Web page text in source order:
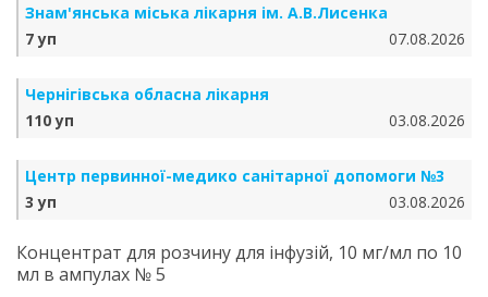
Знам'янська міська лікарня ім. А.В.Лисенка
7 уп
07.08.2026
Чернігівська обласна лікарня
110 уп
03.08.2026
Центр первинної-медико санітарної допомоги №3
3 уп
03.08.2026
Концентрат для розчину для інфузій, 10 мг/мл по 10
мл в ампулах № 5